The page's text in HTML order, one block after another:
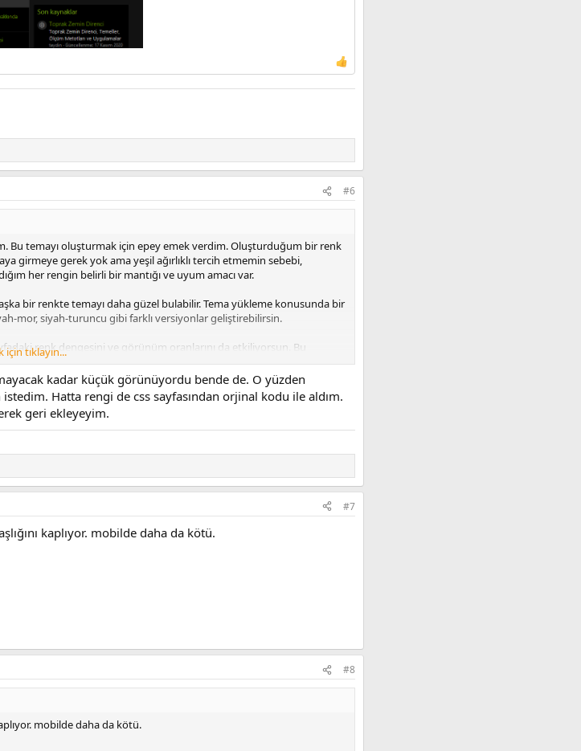
#6
Bu temayı oluşturmak için epey emek verdim. Oluşturduğum bir renk
girmeye gerek yok ama yeşil ağırlıklı tercih etmemin sebebi,
her rengin belirli bir mantığı ve uyum amacı var.
bir renkte temayı daha güzel bulabilir. Tema yükleme konusunda bir
mor, siyah-turuncu gibi farklı versiyonlar geliştirebilirsin.
renk dengesini ve görünüm oranlarını da etkiliyorsun. Bu
getirebilirsen iyi olur.
İncele istersen.
mesaj
ekledim bir de arkaplanlarını hafif koyu yeşil hale getirdim.
tıklayın...
kadar küçük görünüyordu bende de. O yüzden
Hatta rengi de css sayfasından orjinal kodu ile aldım.
geri ekleyeyim.
#7
kaplıyor. mobilde daha da kötü.
#8
mobilde daha da kötü.